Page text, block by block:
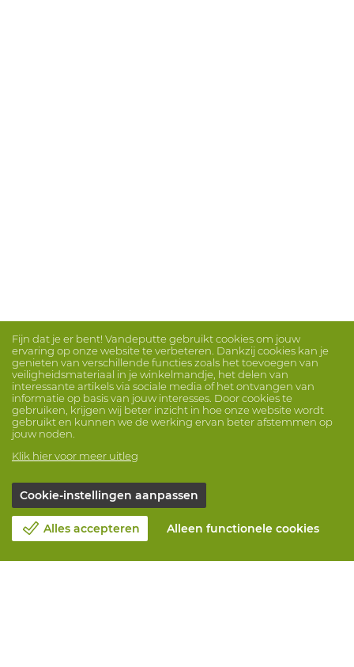
Fijn dat je er bent! Vandeputte gebruikt cookies om jouw
ervaring op onze website te verbeteren. Dankzij cookies kan je
genieten van verschillende functies zoals het toevoegen van
veiligheidsmateriaal in je winkelmandje, het delen van
interessante artikels via sociale media of het ontvangen van
informatie op basis van jouw interesses. Door cookies te
gebruiken, krijgen wij beter inzicht in hoe onze website wordt
gebruikt en kunnen we de werking ervan beter afstemmen op
jouw noden.
Klik hier voor meer uitleg
Cookie-instellingen aanpassen
Alles accepteren Alleen functionele cookies